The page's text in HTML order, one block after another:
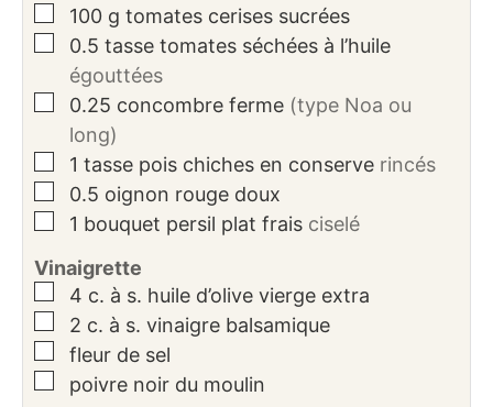
▢
100 g tomates cerises sucrées
▢
0.5 tasse tomates séchées à l’huile
égouttées
▢
0.25 concombre ferme (type Noa ou
long)
▢
1 tasse pois chiches en conserve rincés
▢
0.5 oignon rouge doux
▢
1 bouquet persil plat frais ciselé
Vinaigrette
▢
4 c. à s. huile d’olive vierge extra
▢
2 c. à s. vinaigre balsamique
▢
fleur de sel
▢
poivre noir du moulin